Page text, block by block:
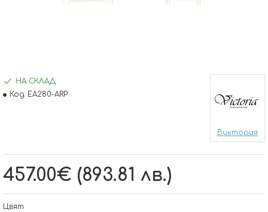
457.00€ (893.81 лв.)
НА СКЛАД
Код: EA280-ARP
Виктория
Цвят